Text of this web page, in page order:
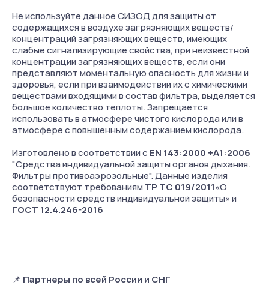
Не используйте данное СИЗОД для защиты от
содержащихся в воздухе загрязняющих веществ/
концентраций загрязняющих веществ, имеющих
слабые сигнализирующие свойства, при неизвестной
концентрации загрязняющих веществ, если они
представляют моментальную опасность для жизни и
здоровья, если при взаимодействии их с химическими
веществами входящими в состав фильтра, выделяется
большое количество теплоты. Запрещается
использовать в атмосфере чистого кислорода или в
атмосфере с повышенным содержанием кислорода.
Изготовлено в соответствии с EN 143:2000 +А1:2006
"Средства индивидуальной защиты органов дыхания.
Фильтры противоаэрозольные". Данные изделия
соответствуют требованиям ТР ТС 019/2011«О
безопасности средств индивидуальной защиты» и
ГОСТ 12.4.246-2016
📌 Партнеры по всей России и СНГ